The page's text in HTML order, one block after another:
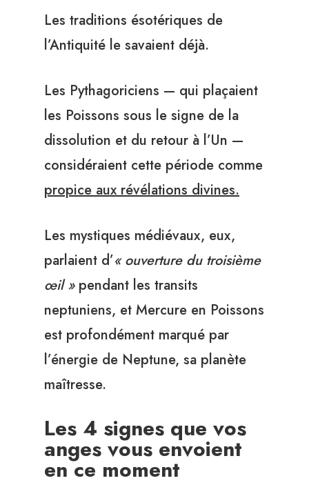
Les traditions ésotériques de
l’Antiquité le savaient déjà.
Les Pythagoriciens — qui plaçaient
les Poissons sous le signe de la
dissolution et du retour à l’Un —
considéraient cette période comme
propice aux révélations divines.
Les mystiques médiévaux, eux,
parlaient d’« ouverture du troisième
œil » pendant les transits
neptuniens, et Mercure en Poissons
est profondément marqué par
l’énergie de Neptune, sa planète
maîtresse.
Les 4 signes que vos
anges vous envoient
en ce moment